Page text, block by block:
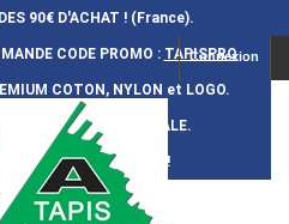
90€ D'ACHAT ! (France).
CODE PROMO : TAPISPRO
COTON, NYLON et LOGO.
AISE et 100% ARTISANALE.
TAPIS : 5 ANS ENVIRON !
Connexion